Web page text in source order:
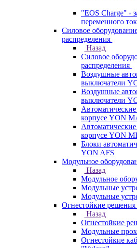
"EOS Charge" -
переменного
Силовое
распределения
Назад
Силовое
распределения
Воздушные
выключатели
Воздушные
выключатели
корпусе YON
корпусе YON
Блоки
YON AFS
Модульное
Назад
Модульное
Модульные
Модульные
Огнестойкие решения
Назад
Огнестойкие
Модульные
Огнестойкие